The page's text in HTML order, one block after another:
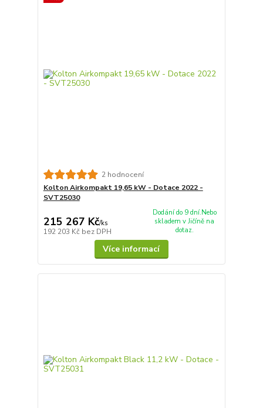
2 hodnocení
Kolton Airkompakt 19,65 kW - Dotace 2022 -
SVT25030
215 267 Kč/ks
192 203 Kč bez DPH
Dodání do 9 dní.Nebo
skladem v Jičíně na
dotaz.
Více informací